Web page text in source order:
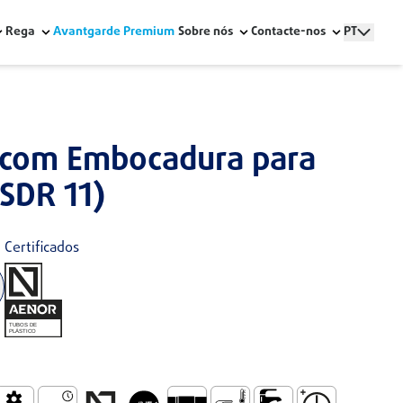
Rega Avantgarde PremiumSobre nós Contacte-nos PT
Embocadura para
11)
Certificados